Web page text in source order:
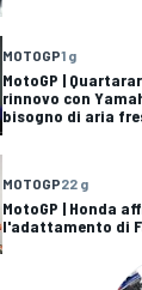
MOTOGP1 g
MotoGP |
rinnovo con
bisogno di aria
MOTOGP22 g
MotoGP | Honda
l'adattamento di